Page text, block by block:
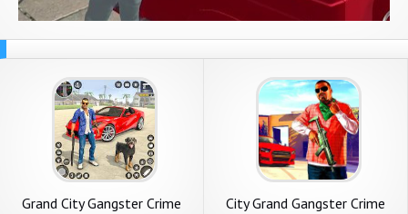
Grand City Gangster Crime
City Grand Gangster Crime